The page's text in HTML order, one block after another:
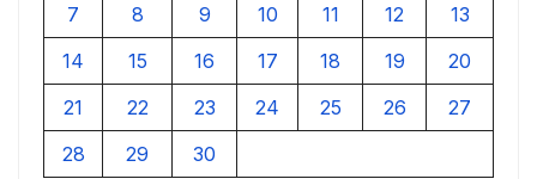
7
8 9 10 11 12
13
14
15 16 17 18 19
20
21
22 23 24 25 26
27
28
29 30